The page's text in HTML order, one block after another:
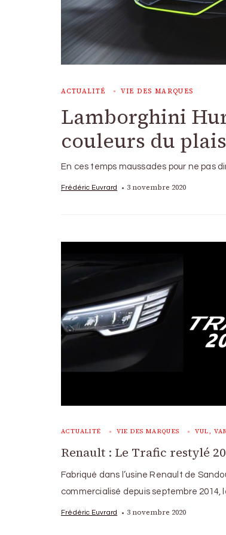
ACTUALITÉ VIE DES MARQUES
Lamborghini
couleurs du
En ces temps maussades pour ne pas
Frédéric Euvrard 3 novembre 2020
ACTUALITÉ VIE DES MARQUES VUL,
Renault : Le Trafic restylé
Fabriqué dans l’usine Renault de
commercialisé depuis septembre
Frédéric Euvrard 3 novembre 2020